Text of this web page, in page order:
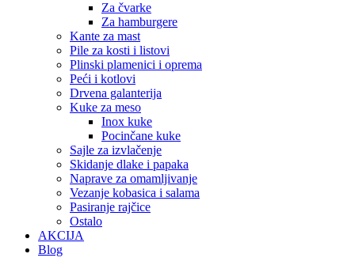
Za čvarke
Za hamburgere
Kante za mast
Pile za kosti i listovi
Plinski plamenici i oprema
Peći i kotlovi
Drvena galanterija
Kuke za meso
Inox kuke
Pocinčane kuke
Sajle za izvlačenje
Skidanje dlake i papaka
Naprave za omamljivanje
Vezanje kobasica i salama
Pasiranje rajčice
Ostalo
AKCIJA
Blog